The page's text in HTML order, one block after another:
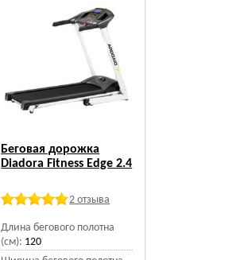
Беговая дорожка
Diadora Fitness Edge 2.4
2 отзыва
Длина бегового полотна
(см): 120